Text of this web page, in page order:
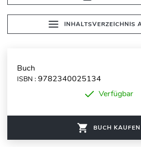
INHALTSVERZEICHNIS
Buch
ISBN : 9782340025134
Verfügbar
BUCH KAUFEN